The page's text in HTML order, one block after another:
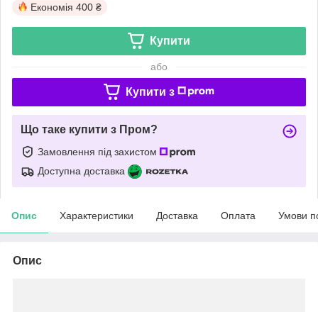
Економія 400 ₴
Купити
або
Купити з
Що таке купити з Пром?
Замовлення під захистом
Доступна доставка
Опис Характеристики Доставка Оплата Умови
Опис